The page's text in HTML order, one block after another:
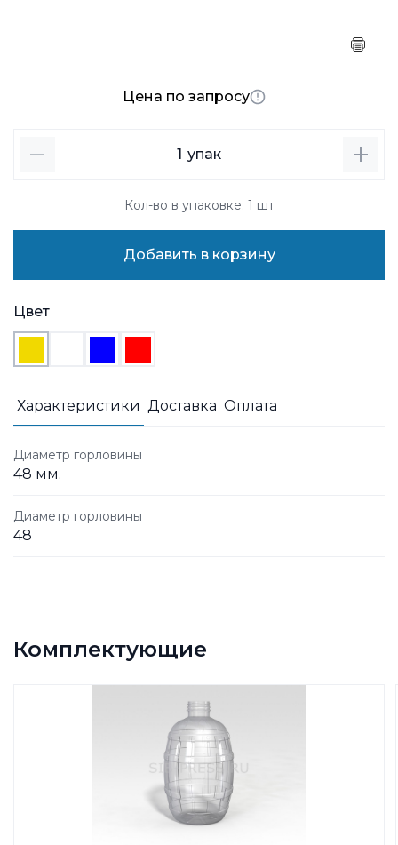
Цвет
Цена по запросу
1 упак
Кол-во в упаковке: 1 шт
Добавить в корзину
Характеристики Доставка Оплата
Диаметр горловины
48 мм.
Диаметр горловины
48
Комплектующие